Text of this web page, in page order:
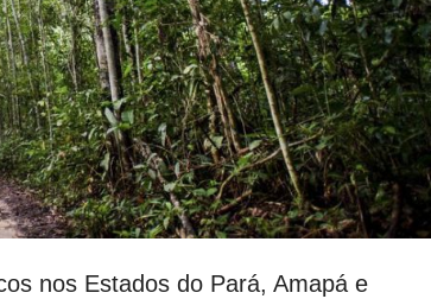
nos Estados do Pará, Amapá e